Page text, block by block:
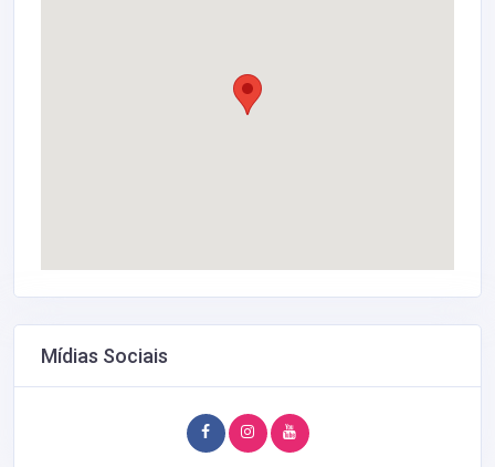
Mídias Sociais